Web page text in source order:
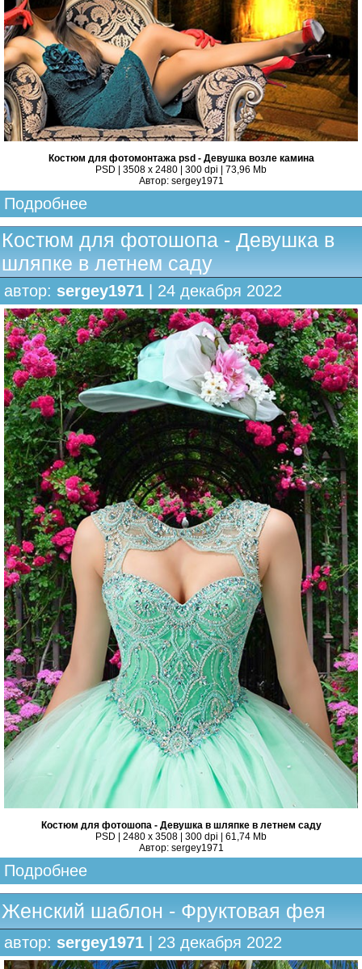
Костюм для фотомонтажа psd - Девушка возле камина
PSD | 3508 x 2480 | 300 dpi | 73,96 Mb
Автор: sergey1971
Подробнее
Костюм для фотошопа - Девушка в
шляпке в летнем саду
автор: sergey1971 | 24 декабря 2022
Костюм для фотошопа - Девушка в шляпке в летнем саду
PSD | 2480 x 3508 | 300 dpi | 61,74 Mb
Автор: sergey1971
Подробнее
Женский шаблон - Фруктовая фея
автор: sergey1971 | 23 декабря 2022